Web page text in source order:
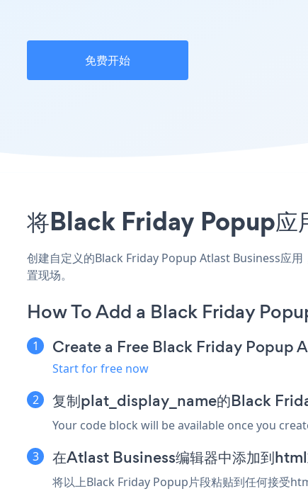
免费开始
将Black Friday Popup应
创建自定义的Black Friday Popup Atlast Business应
置现场。
How To Add a Black Friday
Create a Free Black Friday Popup
Start for free now
复制plat_display_name的Black
Your code block will be available once you
在Atlast Business编辑器中添加到
将以上Black Friday Popup片段粘贴到任何接受